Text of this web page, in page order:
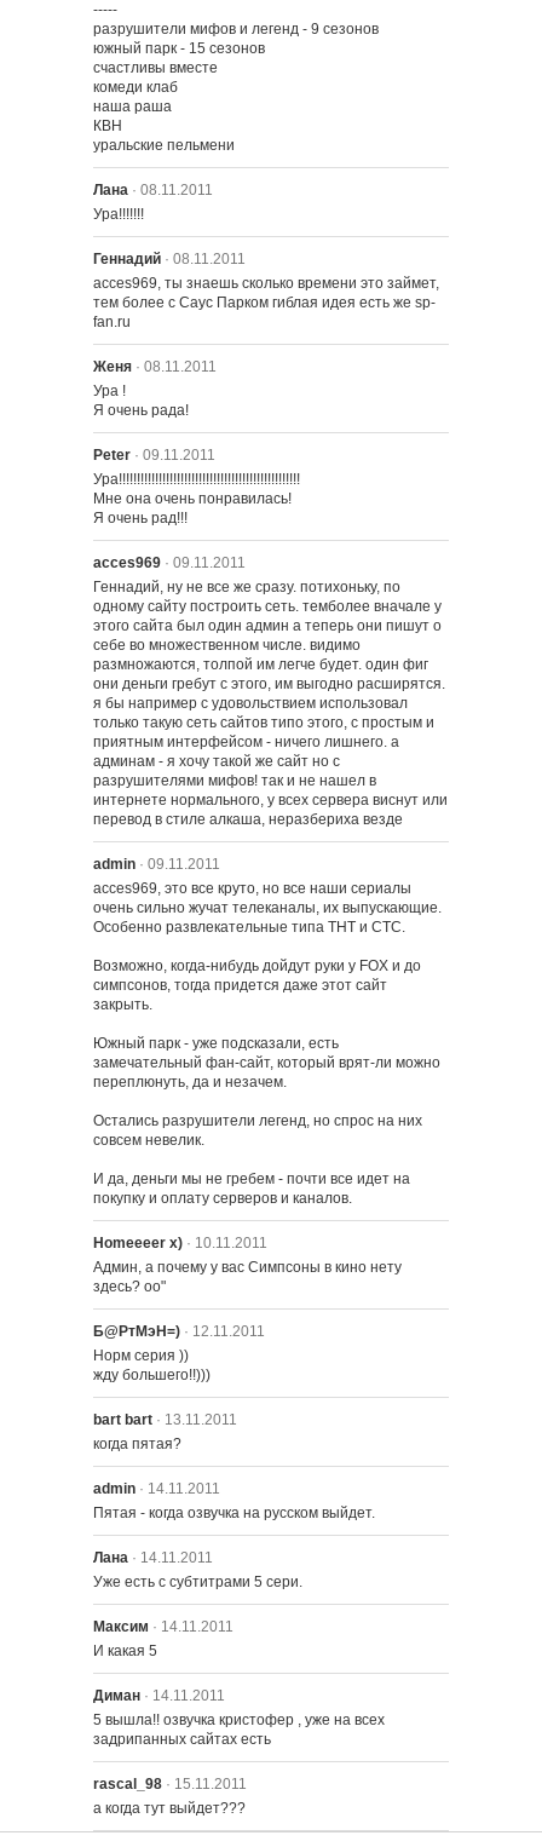
-----
разрушители мифов и легенд - 9 сезонов
южный парк - 15 сезонов
счастливы вместе
комеди клаб
наша раша
КВН
уральские пельмени
Лана · 08.11.2011
Ура!!!!!!!
Геннадий · 08.11.2011
acces969, ты знаешь сколько времени это займет,
тем более с Саус Парком гиблая идея есть же sp-
fan.ru
Женя · 08.11.2011
Ура !
Я очень рада!
Peter · 09.11.2011
Ура!!!!!!!!!!!!!!!!!!!!!!!!!!!!!!!!!!!!!!!!!!!!!!!!!!
Мне она очень понравилась!
Я очень рад!!!
acces969 · 09.11.2011
Геннадий, ну не все же сразу. потихоньку, по
одному сайту построить сеть. темболее вначале у
этого сайта был один админ а теперь они пишут о
себе во множественном числе. видимо
размножаются, толпой им легче будет. один фиг
они деньги гребут с этого, им выгодно расширятся.
я бы например с удовольствием использовал
только такую сеть сайтов типо этого, с простым и
приятным интерфейсом - ничего лишнего. а
админам - я хочу такой же сайт но с
разрушителями мифов! так и не нашел в
интернете нормального, у всех сервера виснут или
перевод в стиле алкаша, неразбериха везде
admin · 09.11.2011
acces969, это все круто, но все наши сериалы
очень сильно жучат телеканалы, их выпускающие.
Особенно развлекательные типа ТНТ и СТС.
Возможно, когда-нибудь дойдут руки у FOX и до
симпсонов, тогда придется даже этот сайт
закрыть.
Южный парк - уже подсказали, есть
замечательный фан-сайт, который врят-ли можно
переплюнуть, да и незачем.
Остались разрушители легенд, но спрос на них
совсем невелик.
И да, деньги мы не гребем - почти все идет на
покупку и оплату серверов и каналов.
Homeeeer х) · 10.11.2011
Админ, а почему у вас Симпсоны в кино нету
здесь? оо"
Б@РтМэН=) · 12.11.2011
Норм серия ))
жду большего!!)))
bart bart · 13.11.2011
когда пятая?
admin · 14.11.2011
Пятая - когда озвучка на русском выйдет.
Лана · 14.11.2011
Уже есть с субтитрами 5 сери.
Максим · 14.11.2011
И какая 5
Диман · 14.11.2011
5 вышла!! озвучка кристофер , уже на всех
задрипанных сайтах есть
rascal_98 · 15.11.2011
а когда тут выйдет???